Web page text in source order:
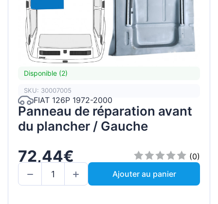
Disponible (2)
SKU: 30007005
FIAT 126P 1972-2000
Panneau de réparation avant
du plancher / Gauche
72,44€
(0)
Ajouter au panier